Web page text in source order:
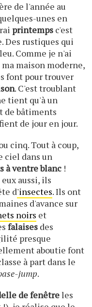
de l'année au
unes en
printemps c'est
Des rustiques qui
Comme je n'ai
maison moderne,
font pour trouver
. C'est troublant
tient qu'à un
de bâtiments
de jour en jour.
cinq. Tout à coup,
ciel dans un
à ventre blanc !
aussi, ils
d'insectes. Ils ont
d'avance sur
noirs et
falaises des
presque
aboutie font
à part dans le
jump.
de fenêtreles